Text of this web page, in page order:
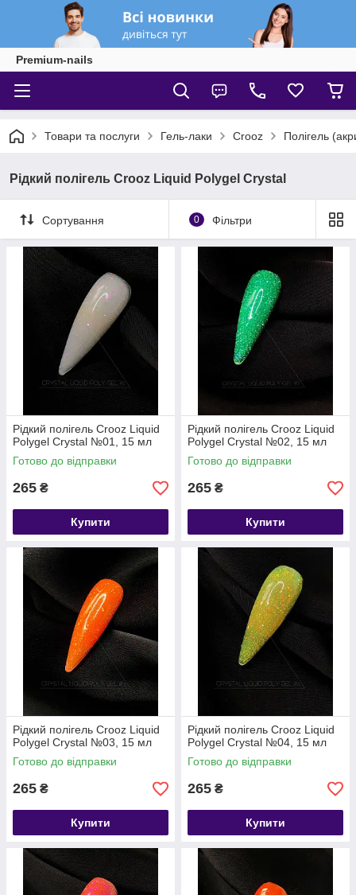
Premium-nails
Товари та послуги Гель-лаки Crooz Полігель
Рідкий полігель Crooz Liquid Polygel Crystal
Сортування 0 Фільтри
Рідкий полігель Crooz Liquid
Polygel Crystal №01, 15 мл
Готово до відправки
265 ₴
Купити
Рідкий полігель Crooz Liquid
Polygel Crystal №02, 15 мл
Готово до відправки
265 ₴
Купити
Рідкий полігель Crooz Liquid
Polygel Crystal №03, 15 мл
Готово до відправки
265 ₴
Купити
Рідкий полігель Crooz Liquid
Polygel Crystal №04, 15 мл
Готово до відправки
265 ₴
Купити